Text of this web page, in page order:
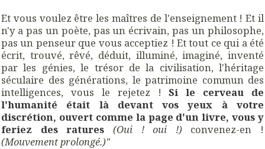
Et vous voulez être les maîtres de l'enseignement ! Et il
n'y a pas un poète, pas un écrivain, pas un philosophe,
pas un penseur que vous acceptiez ! Et tout ce qui a été
écrit, trouvé, rêvé, déduit, illuminé, imaginé, inventé
par les génies, le trésor de la civilisation, l'héritage
séculaire des générations, le patrimoine commun des
intelligences, vous le rejetez !Si le cerveau de
l'humanité était là devant vos yeux à votre
discrétion, ouvert comme la page d'un livre, vous y
feriez des ratures
(Oui ! oui !)convenez-en !
(Mouvement prolongé.)"